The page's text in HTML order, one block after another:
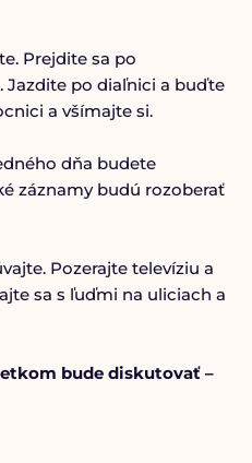
Prejdite sa po
Jazdite po diaľnici a buďte
a všímajte si.
dňa budete
záznamy budú rozoberať
Pozerajte televíziu a
sa s ľuďmi na uliciach a
bude diskutovať –